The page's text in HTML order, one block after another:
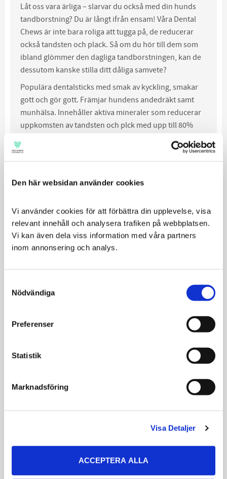
Den här websidan använder cookies
Vi använder cookies för att förbättra din upplevelse, visa
relevant innehåll och analysera trafiken på webbplatsen.
Vi kan även dela viss information med våra partners
inom annonsering och analys.
Selection
Nödvändiga
Preferenser
Statistik
Marknadsföring
Visa Detaljer
ACCEPTERA ALLA
Låt oss vara ärliga – slarvar du också med din hunds
tandborstning? Du är långt ifrån ensam! Våra Dental
Chews är inte bara roliga att tugga på, de reducerar
också tandsten och plack. Så om du hör till dem som
ibland glömmer den dagliga tandborstningen, kan de
dessutom kanske stilla ditt dåliga samvete?
Populära dentalsticks med smak av kyckling, smakar
gott och gör gott. Främjar hundens andedräkt samt
munhälsa. Innehåller aktiva mineraler som reducerar
uppkomsten av tandsten och plck med upp till 80%
Främjar hundens andedräkt samt munhälsa
Motverkar tandsten och plack
Med biotin för blank päls
Finns i S, M och L
Finns i veckopack (7st) eller i månadsbox (28st)
Enzymbaserade
tuggbitar för hund
115
För hund
59